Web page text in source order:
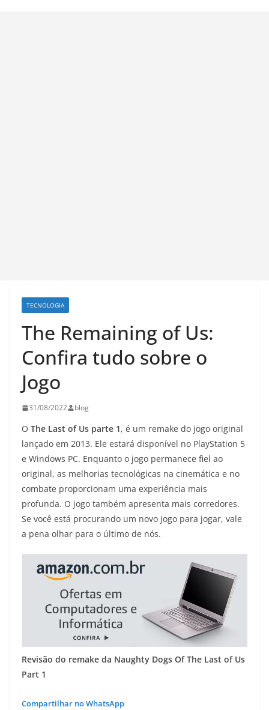
TECNOLOGIA
The Remaining of Us:
Confira tudo sobre o
Jogo
31/08/2022 blog
O The Last of Us parte 1, é um remake do jogo original
lançado em 2013. Ele estará disponível no PlayStation 5
e Windows PC. Enquanto o jogo permanece fiel ao
original, as melhorias tecnológicas na cinemática e no
combate proporcionam uma experiência mais
profunda. O jogo também apresenta mais corredores.
Se você está procurando um novo jogo para jogar, vale
a pena olhar para o último de nós.
Revisão do remake da Naughty Dogs Of The Last of Us
Part 1
Compartilhar no WhatsApp